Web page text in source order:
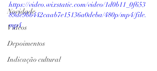
Novidade
Vídeos
Depoimentos
Indicação cultural
https://video.wixstatic.com/video/1d0b11_0f653
89de9bb442caab7e15136a0deba/480p/mp4/file.
mp4